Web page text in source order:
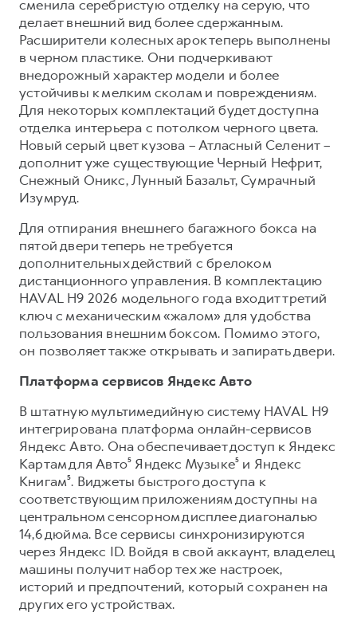
сменила серебристую отделку на серую, что
делает внешний вид более сдержанным.
Расширители колесных арок теперь выполнены
в черном пластике. Они подчеркивают
внедорожный характер модели и более
устойчивы к мелким сколам и повреждениям.
Для некоторых комплектаций будет доступна
отделка интерьера с потолком черного цвета.
Новый серый цвет кузова – Атласный Селенит –
дополнит уже существующие Черный Нефрит,
Снежный Оникс, Лунный Базальт, Сумрачный
Изумруд.
Для отпирания внешнего багажного бокса на
пятой двери теперь не требуется
дополнительных действий с брелоком
дистанционного управления. В комплектацию
HAVAL H9 2026 модельного года входит третий
ключ с механическим «жалом» для удобства
пользования внешним боксом. Помимо этого,
он позволяет также открывать и запирать двери.
Платформа сервисов Яндекс Авто
В штатную мультимедийную систему HAVAL H9
интегрирована платформа онлайн-сервисов
Яндекс Авто. Она обеспечивает доступ к Яндекс
Картам для Авто⁵ Яндекс Музыке⁵ и Яндекс
Книгам⁵. Виджеты быстрого доступа к
соответствующим приложениям доступны на
центральном сенсорном дисплее диагональю
14,6 дюйма. Все сервисы синхронизируются
через Яндекс ID. Войдя в свой аккаунт, владелец
машины получит набор тех же настроек,
историй и предпочтений, который сохранен на
других его устройствах.